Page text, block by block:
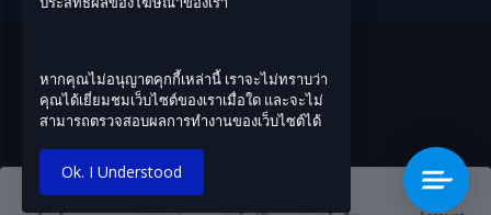
หากคุณไม่อนุญาตคุกกี้เหล่านี้ เราจะไม่ทราบว่า
คุณได้เยี่ยมชมเว็บไซต์ของเราเมื่อใด และจะไม่
สามารถตรวจสอบผลการทำงานของเว็บไซต์ได้
Ok. I Understood